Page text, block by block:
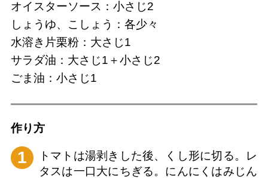
オイスターソース：小さじ2
しょうゆ、こしょう：各少々
水溶き片栗粉：大さじ1
サラダ油：大さじ1＋小さじ2
ごま油：小さじ1
作り⽅
1
トマトは湯剥きした後、くし形に切る。レ
タスは一口大にちぎる。にんにくはみじん